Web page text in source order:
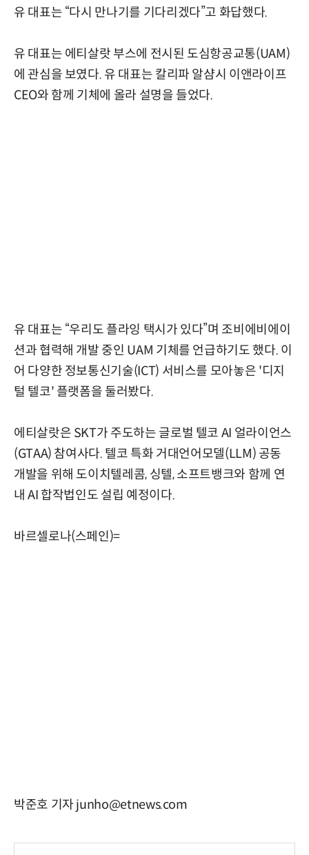
유 대표는 “다시 만나기를 기다리겠다”고 화답했다.
유 대표는 에티살랏 부스에 전시된 도심항공교통(UAM)
에 관심을 보였다. 유 대표는 칼리파 알샴시 이앤라이프
CEO와 함께 기체에 올라 설명을 들었다.
유 대표는 “우리도 플라잉 택시가 있다”며 조비에비에이
션과 협력해 개발 중인 UAM 기체를 언급하기도 했다. 이
어 다양한 정보통신기술(ICT) 서비스를 모아놓은 '디지
털 텔코' 플랫폼을 둘러봤다.
에티살랏은 SKT가 주도하는 글로벌 텔코 AI 얼라이언스
(GTAA) 참여사다. 텔코 특화 거대언어모델(LLM) 공동
개발을 위해 도이치텔레콤, 싱텔, 소프트뱅크와 함께 연
내 AI 합작법인도 설립 예정이다.
바르셀로나(스페인)=
박준호 기자 junho@etnews.com